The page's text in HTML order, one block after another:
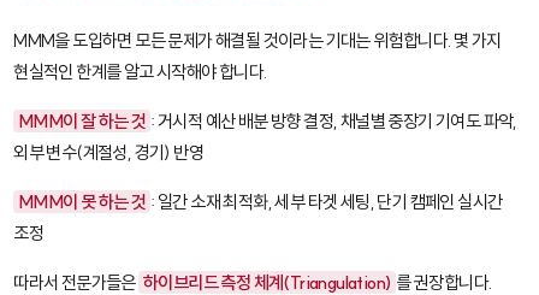
MMM을 도입하면 모든 문제가 해결될 것이라는 기대는 위험합니다. 몇 가지
현실적인 한계를 알고 시작해야 합니다.
MMM이 잘 하는 것 : 거시적 예산 배분 방향 결정, 채널별 중장기 기여도 파악,
외부 변수(계절성, 경기) 반영
MMM이 못 하는 것 : 일간 소재 최적화, 세부 타겟 세팅, 단기 캠페인 실시간
조정
따라서 전문가들은 하이브리드 측정 체계(Triangulation) 를 권장합니다.